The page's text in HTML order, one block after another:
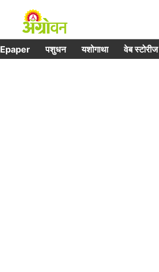
Epaper पशुधन यशोगाथा वेब स्टोरीज